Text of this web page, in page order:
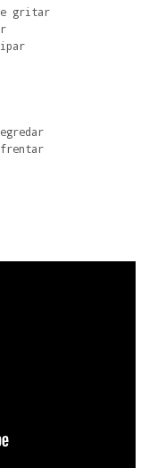
gritar